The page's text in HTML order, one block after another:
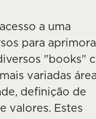
a uma
para
"books"
variadas
definição de
valores. Estes